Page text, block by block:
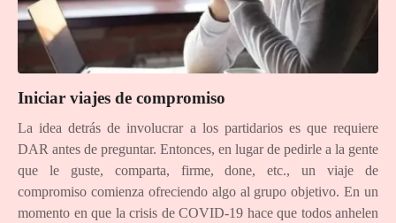
Iniciar viajes de compromiso
La idea detrás de involucrar a los partidarios es que requiere
DAR antes de preguntar. Entonces, en lugar de pedirle a la gente
que le guste, comparta, firme, done, etc., un viaje de
compromiso comienza ofreciendo algo al grupo objetivo. En un
momento en que la crisis de COVID-19 hace que todos anhelen